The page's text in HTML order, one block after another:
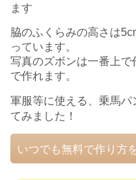
ます
脇のふくらみの高さは
っています。
写真のズボンは一番上で
で作れます。
軍服等に使える、乗馬
てみました！
いつでも無料で作り方